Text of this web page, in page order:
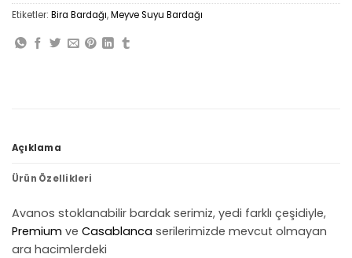
Etiketler: Bira Bardağı,Meyve Suyu Bardağı
Açıklama
Ürün Özellikleri
Avanos stoklanabilir bardak serimiz, yedi farklı çeşidiyle,
Premium ve Casablanca serilerimizde mevcut olmayan
ara hacimlerdeki